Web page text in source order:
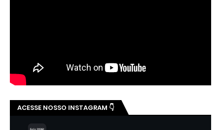
ACESSE NOSSO INSTAGRAM 👇